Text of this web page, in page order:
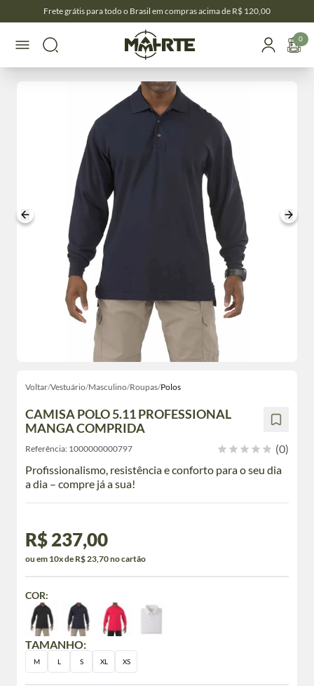
Frete grátis para todo o Brasil em compras acima de R$ 120,00
0
Voltar/Vestuário/Masculino/Roupas/Polos
CAMISA POLO 5.11 PROFESSIONAL
MANGA COMPRIDA
Referência: 1000000000797
(0)
Profissionalismo, resistência e conforto para o seu dia
a dia – compre já a sua!
R$ 237,00
ou em 10x de R$ 23,70 no cartão
TAMANHO:
M L S XL XS
COR: